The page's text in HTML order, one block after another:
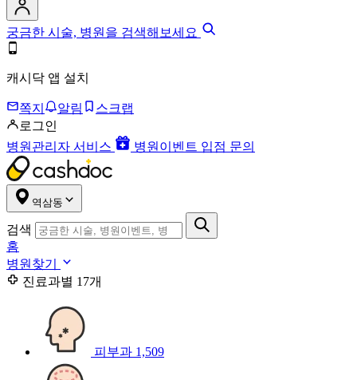
궁금한 시술, 병원을 검색해보세요
캐시닥 앱 설치
쪽지 알림
스크랩
로그인
병원관리자 서비스
병원이벤트 입점 문의
역삼동
검색
홈
병원찾기
진료과별 17개
피부과 1,509